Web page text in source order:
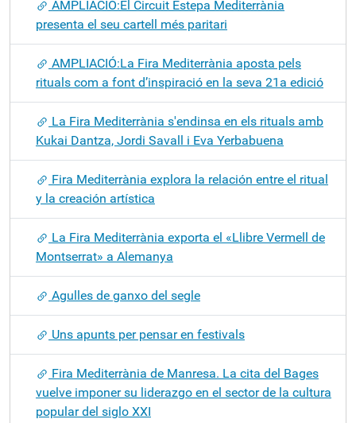
AMPLIACIÓ:El Circuit Estepa Mediterrània
presenta el seu cartell més paritari
AMPLIACIÓ:La Fira Mediterrània aposta pels
rituals com a font d’inspiració en la seva 21a edició
La Fira Mediterrània s'endinsa en els rituals amb
Kukai Dantza, Jordi Savall i Eva Yerbabuena
Fira Mediterrània explora la relación entre el ritual
y la creación artística
La Fira Mediterrània exporta el «Llibre Vermell de
Montserrat» a Alemanya
Agulles de ganxo del segle
Uns apunts per pensar en festivals
Fira Mediterrània de Manresa. La cita del Bages
vuelve imponer su liderazgo en el sector de la cultura
popular del siglo XXI